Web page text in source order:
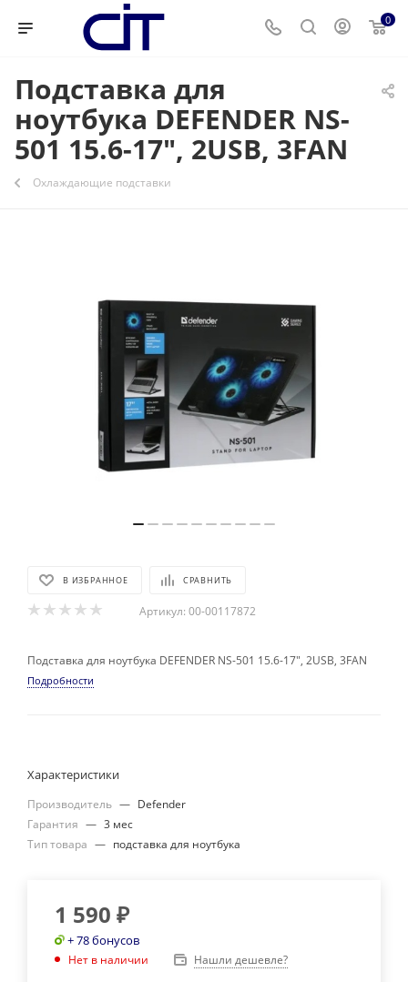
0
Подставка для
ноутбука DEFENDER NS-
501 15.6-17", 2USB, 3FAN
Охлаждающие подставки
В ИЗБРАННОЕ СРАВНИТЬ
Артикул: 00-00117872
Подставка для ноутбука DEFENDER NS-501 15.6-17", 2USB, 3FAN
Подробности
Характеристики
Производитель — Defender
Гарантия — 3 мес
Тип товара — подставка для ноутбука
1 590 ₽
+ 78 бонусов
Нет в наличии Нашли дешевле?